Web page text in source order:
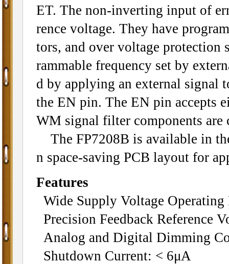
ET. The non-inverting input of
rence voltage. They have
tors, and over voltage protection
rammable frequency set by
d by applying an external signal
the EN pin. The EN pin accepts
WM signal filter components
The FP7208B is available in
n space-saving PCB layout for
Features
Wide Supply Voltage
Precision Feedback Reference
Analog and Digital Dimming
Shutdown Current: < 6μA